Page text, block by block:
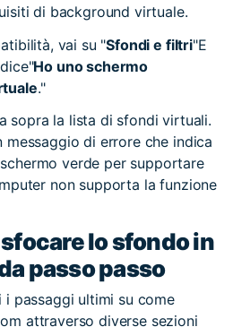
di background virtuale.
vai su "Sfondi e filtri"E
Ho uno schermo
."
sopra la lista di sfondi virtuali.
messaggio di errore che indica
verde per supportare
non supporta la funzione
lo sfondo in
passo passo
passaggi ultimi su come
attraverso diverse sezioni